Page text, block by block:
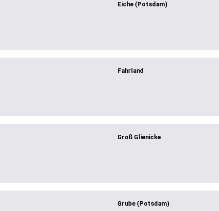
Eiche (Potsdam)
Fahrland
Groß Glienicke
Grube (Potsdam)